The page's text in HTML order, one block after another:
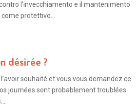
l’invecchiamento e il mantenimento
protettivo...
désirée ?
souhaité et vous vous demandez ce
journées sont probablement troublées